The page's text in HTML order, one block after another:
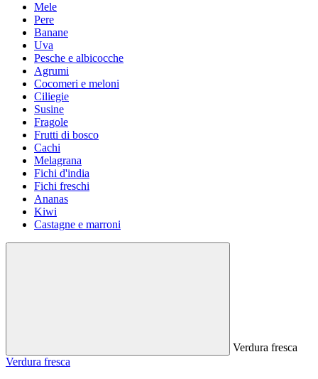
Mele
Pere
Banane
Uva
Pesche e albicocche
Agrumi
Cocomeri e meloni
Ciliegie
Susine
Fragole
Frutti di bosco
Cachi
Melagrana
Fichi d'india
Fichi freschi
Ananas
Kiwi
Castagne e marroni
Verdura fresca
Verdura fresca